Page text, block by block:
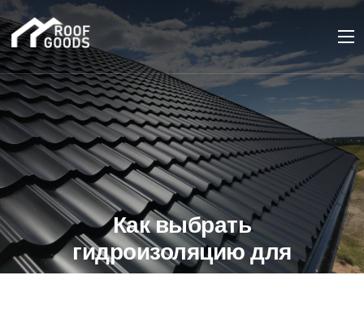
Как выбрать
гидроизоляцию для
кровли возле мест